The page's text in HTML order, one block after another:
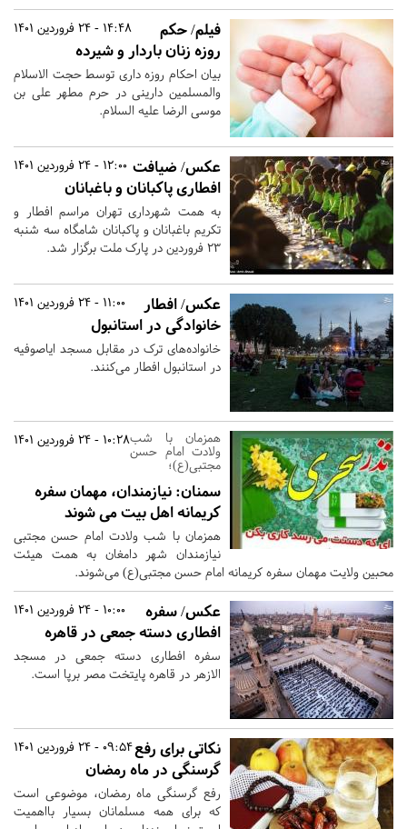
14:48 - 24 فروردین 1401
فیلم/ حکم
روزه زنان باردار و شیرده
بیان احکام روزه داری توسط حجت الاسلام
والمسلمین دارینی در حرم مطهر علی بن
موسی الرضا علیه السلام.
12:00 - 24 فروردین 1401 عکس/ ضیافت
افطاری پاکبانان و باغبانان
به همت شهرداری تهران مراسم افطار و
تکریم باغبانان و پاکبانان شامگاه سه شنبه
۲۳ فروردین در پارک ملت برگزار شد.
11:00 - 24 فروردین 1401
عکس/ افطار
خانوادگی در استانبول
خانواده‌های ترک در مقابل مسجد ایاصوفیه
در استانبول افطار می‌کنند.
10:28 - 24 فروردین 1401همزمان با شب
ولادت امام حسن
مجتبی(ع)؛
سمنان: نیازمندان، مهمان سفره
کریمانه اهل بیت می شوند
همزمان با شب ولادت امام حسن مجتبی
نیازمندان شهر دامغان به همت هیئت
محبین ولایت مهمان سفره کریمانه امام حسن مجتبی(ع) می‌شوند.
10:00 - 24 فروردین 1401
عکس/ سفره
افطاری دسته جمعی در قاهره
سفره افطاری دسته جمعی در مسجد
الازهر در قاهره پایتخت مصر برپا است.
09:54 - 24 فروردین 1401نکاتی برای رفع
گرسنگی در ماه رمضان
رفع گرسنگی ماه رمضان، موضوعی است
که برای همه مسلمانان بسیار بااهمیت